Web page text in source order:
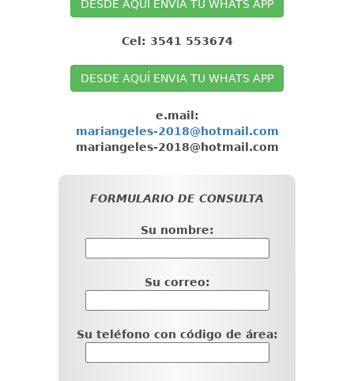
DESDE AQUÍ ENVIA TU WHATS APP
Cel: 3541 553674
DESDE AQUÍ ENVIA TU WHATS APP
e.mail:
mariangeles-2018@hotmail.com
mariangeles-2018@hotmail.com
FORMULARIO DE CONSULTA
Su nombre:
Su correo:
Su teléfono con código de área: